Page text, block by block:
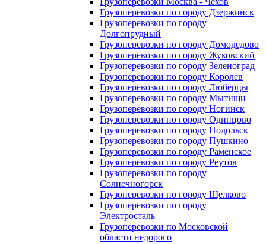
Грузоперевозки по городу Дзержинск
Грузоперевозки по городу
Долгопрудный
Грузоперевозки по городу Домодедово
Грузоперевозки по городу Жуковский
Грузоперевозки по городу Зеленоград
Грузоперевозки по городу Королев
Грузоперевозки по городу Люберцы
Грузоперевозки по городу Мытищи
Грузоперевозки по городу Ногинск
Грузоперевозки по городу Одинцово
Грузоперевозки по городу Подольск
Грузоперевозки по городу Пушкино
Грузоперевозки по городу Раменское
Грузоперевозки по городу Реутов
Грузоперевозки по городу
Солнечногорск
Грузоперевозки по городу Щелково
Грузоперевозки по городу
Электросталь
Грузоперевозки по Московской
области недорого